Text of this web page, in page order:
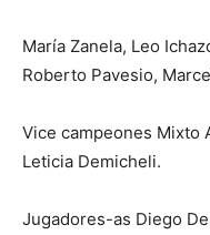
María Zanela, Leo
Roberto Pavesio,
Vice campeones Mixto
Leticia Demicheli.
Jugadores-as Diego